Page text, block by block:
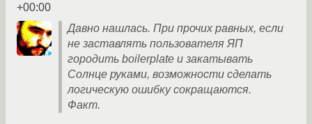
+00:00
Давно нашлась. При прочих равных, если
не заставлять пользователя ЯП
городить boilerplate и закатывать
Солнце руками, возможности сделать
логическую ошибку сокращаются.
Факт.